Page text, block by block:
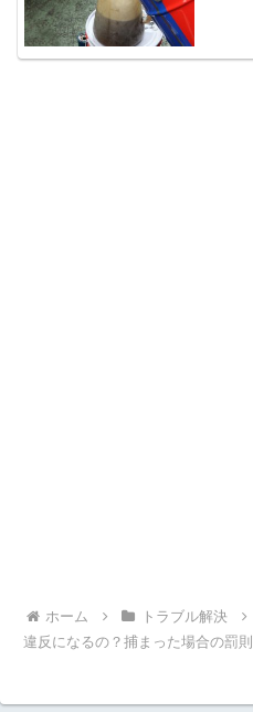
粘度に
ホーム トラブル解決
違反になるの？捕まった場合の罰